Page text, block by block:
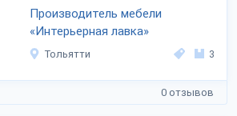
Производитель мебели
«Интерьерная лавка»
Тольятти 3
0 отзывов